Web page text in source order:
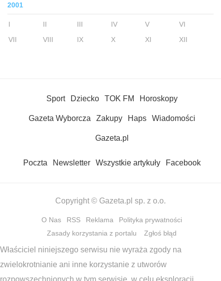
2001
I II III IV V
VI
VII
VIII IX X XI XII
Sport Dziecko TOK FM Horoskopy
Gazeta Wyborcza Zakupy Haps Wiadomości
Gazeta.pl
Poczta Newsletter Wszystkie artykuły Facebook
Copyright © Gazeta.pl sp. z o.o.
O Nas RSS Reklama
Polityka prywatności
Zasady korzystania z portalu
Zgłoś błąd
Właściciel niniejszego serwisu nie wyraża zgody na
zwielokrotnianie ani inne korzystanie z utworów
rozpowszechnionych w tym serwisie, w celu eksploracji